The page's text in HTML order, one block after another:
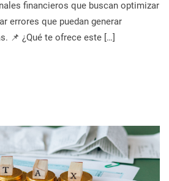
financieros que buscan optimizar
errores que puedan generar
📌 ¿Qué te ofrece este […]